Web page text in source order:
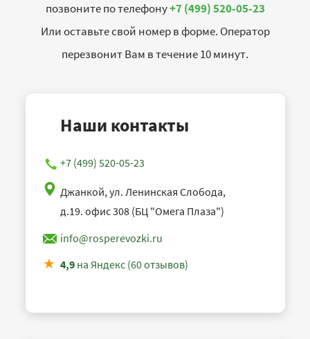
позвоните по телефону+7 (499) 520-05-23
Или оставьте свой номер в форме. Оператор
перезвонит Вам в течение 10 минут.
Наши контакты
+7 (499) 520-05-23
Джанкой, ул. Ленинская Слобода,
д.19. офис 308 (БЦ "Омега Плаза")
info@rosperevozki.ru
4,9на Яндекс (60 отзывов)